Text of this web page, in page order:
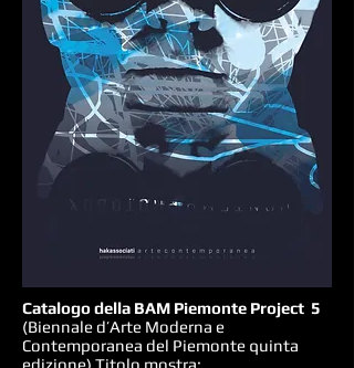
Catalogo della BAM Piemonte Project 5
(Biennale d’Arte Moderna e
Contemporanea del Piemonte quinta
edizione) Titolo mostra: